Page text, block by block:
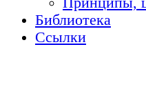
Библиотека
Ссылки